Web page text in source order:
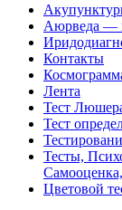
Аюрведа —
Контакты
Лента
Тест
Тест
Тесты,
Цветовой